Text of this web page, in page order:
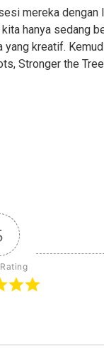
mereka
hanya sedang
kreatif.
Stronger the Tree